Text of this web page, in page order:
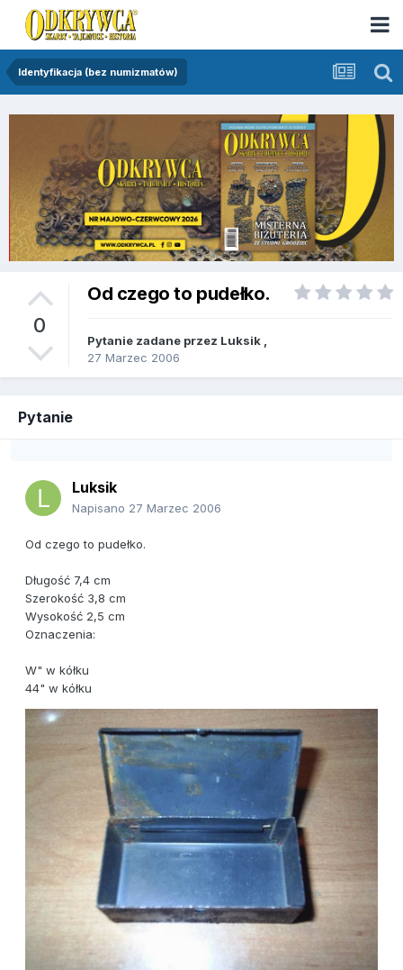
Identyfikacja (bez numizmatów)
0
Od czego to pudełko.
Pytanie zadane przez Luksik
27 Marzec 2006
Pytanie
Luksik
Napisano 27 Marzec 2006
Od czego to pudełko.
Długość 7,4 cm
Szerokość 3,8 cm
Wysokość 2,5 cm
Oznaczenia:
W" w kółku
44" w kółku